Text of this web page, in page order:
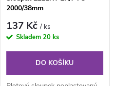
2000/38mm
137 Kč/ ks
Skladem 20 ks
DO KOŠÍKU